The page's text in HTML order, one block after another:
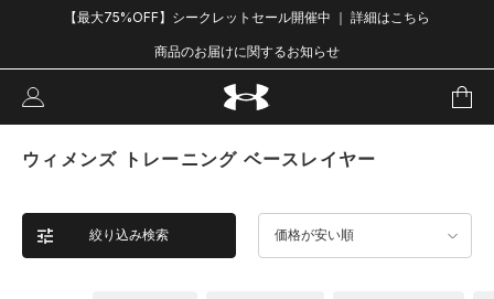
【最大75%OFF】シークレットセール開催中 ｜ 詳細はこちら
商品のお届けに関するお知らせ
ウィメンズ トレーニング ベースレイヤー
絞り込み検索 価格が安い順